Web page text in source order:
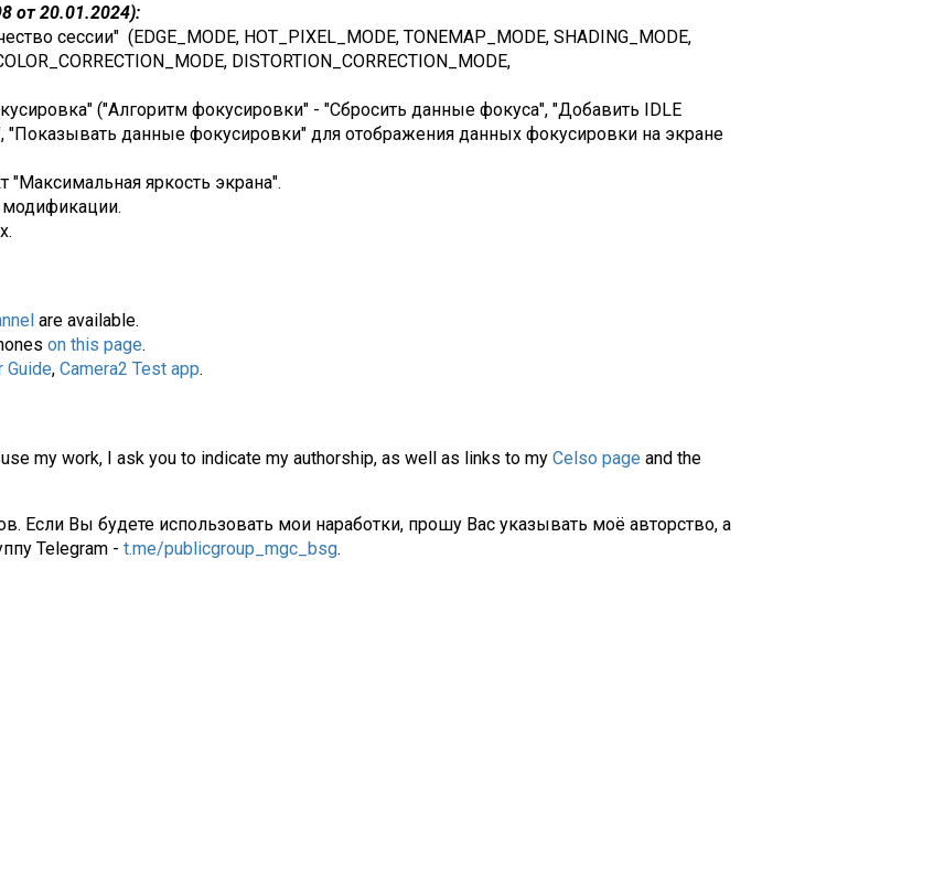
от 20.01.2024):
сессии" (EDGE_MODE, HOT_PIXEL_MODE, TONEMAP_MODE, SHADING_MODE,
DISTORTION_CORRECTION_MODE,
("Алгоритм фокусировки" - "Сбросить данные фокуса", "Добавить IDLE
"Показывать данные фокусировки" для отображения данных фокусировки на экране
яркость экрана".
are available.
on this page.
Guide, Camera2 Test app.
my work, I ask you to indicate my authorship, as well as links to my Celso page and the
Если Вы будете использовать мои наработки, прошу Вас указывать моё авторство, а
Telegram - t.me/publicgroup_mgc_bsg.